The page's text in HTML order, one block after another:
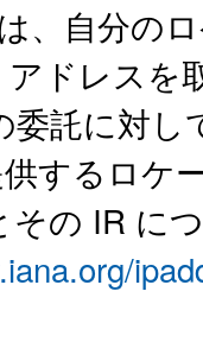
、自分の
ドレスを
託に対
するロケ
その IR に